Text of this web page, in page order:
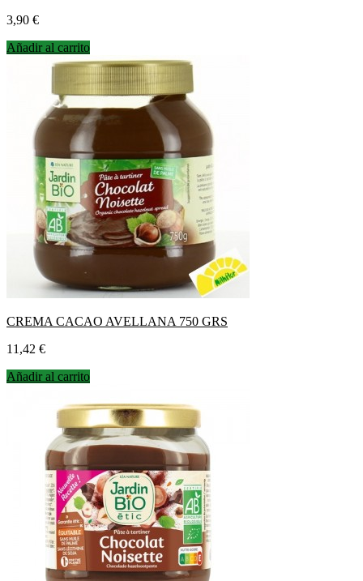
Precio
3,90 €
Añadir al carrito
CREMA CACAO AVELLANA 750 GRS
Precio
11,42 €
Añadir al carrito